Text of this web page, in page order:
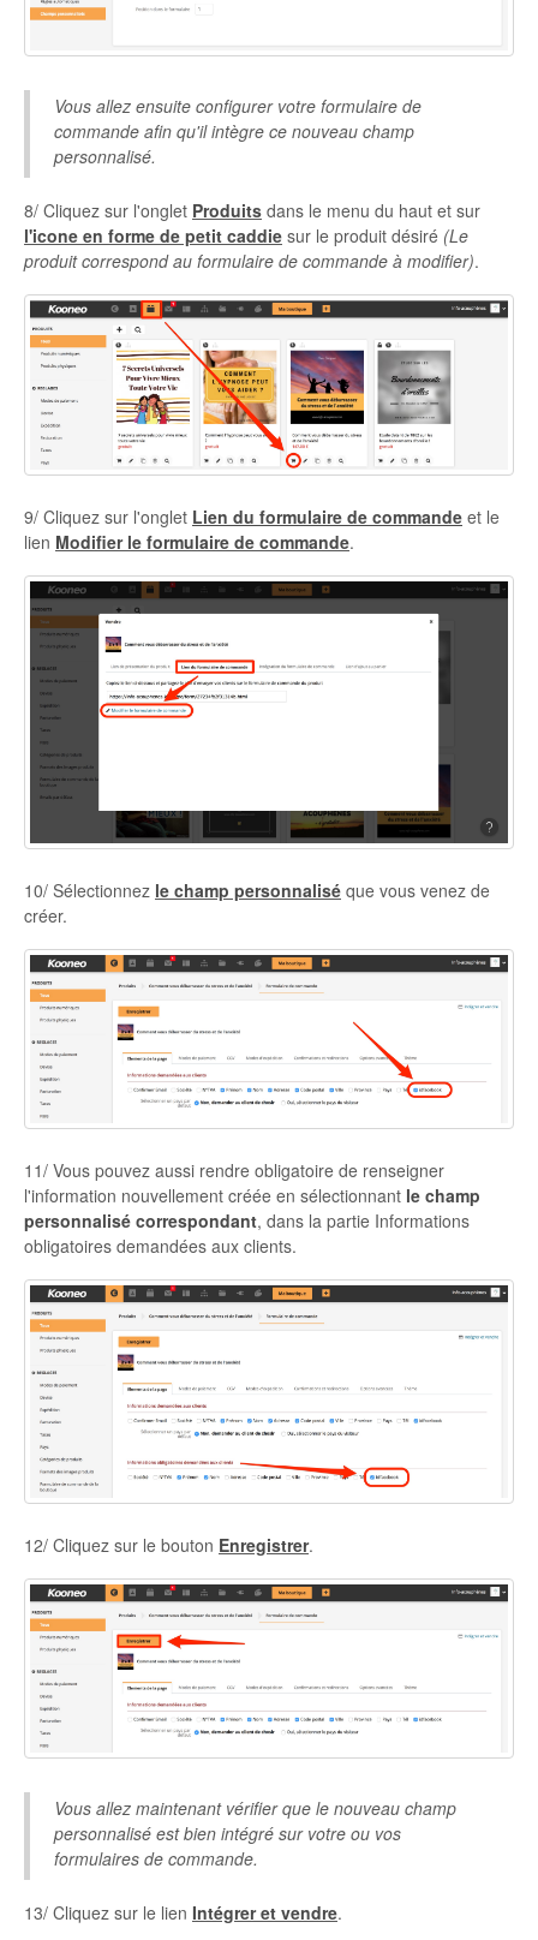
Vous allez ensuite configurer votre formulaire de
commande afin qu'il intègre ce nouveau champ
personnalisé.
8/ Cliquez sur l'onglet Produits dans le menu du haut et sur
l'icone en forme de petit caddie sur le produit désiré (Le
produit correspond au formulaire de commande à modifier).
9/ Cliquez sur l'onglet Lien du formulaire de commande et le
lien Modifier le formulaire de commande.
10/ Sélectionnez le champ personnalisé que vous venez de
créer.
11/ Vous pouvez aussi rendre obligatoire de renseigner
l'information nouvellement créée en sélectionnant le champ
personnalisé correspondant, dans la partie Informations
obligatoires demandées aux clients.
12/ Cliquez sur le bouton Enregistrer.
Vous allez maintenant vérifier que le nouveau champ
personnalisé est bien intégré sur votre ou vos
formulaires de commande.
13/ Cliquez sur le lien Intégrer et vendre.